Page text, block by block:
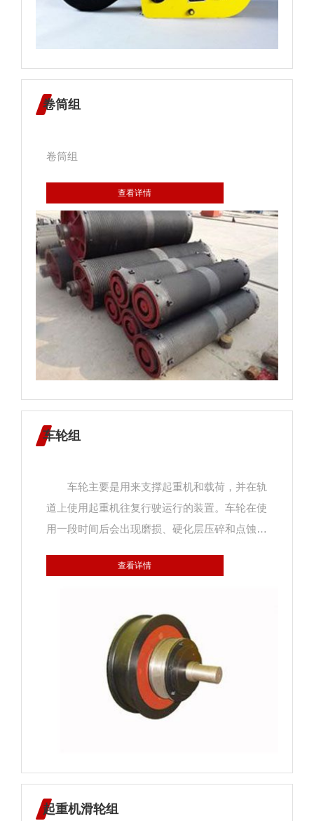
卷筒组
卷筒组
查看详情
车轮组
车轮主要是用来支撑起重机和载荷，并在轨
道上使用起重机往复行驶运行的装置。车轮在使
用一段时间后会出现磨损、硬化层压碎和点蚀的
面要进行表面热处理。 起重机运行机构车轮
超差会造成啃轨，增大运行阻力，产生振动和噪
音，加剧轨道和车轮磨损，大大降低起重机的使
用寿命。 应用中控制运行机构车轮水平偏斜
值主要是根据不同的产品结构采取相应的技术措
施。比较常用、工艺措施也相对简单的设计结构
是：将车轮装配到支架上组成车轮组，例如角型
后固定。
查看详情
起重机滑轮组